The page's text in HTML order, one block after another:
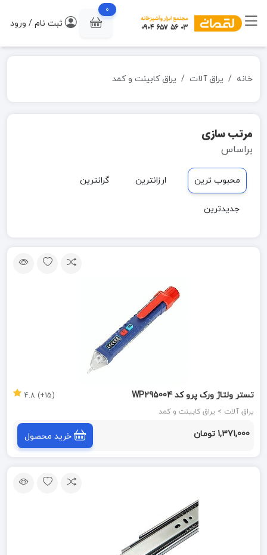
0
ثبت نام / ورود
خانه یراق آلات یراق کابینت و کمد
مرتب سازی
براساس
محبوب ترین ارزانترین گرانترین
جدیدترین
تستر ولتاژ ورک پرو کد WP295004
یراق آلات > یراق کابینت و کمد
(15+) 4.8
1,371,000 تومان خرید محصول